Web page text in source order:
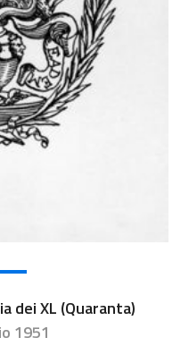
dei XL (Quaranta)
1951